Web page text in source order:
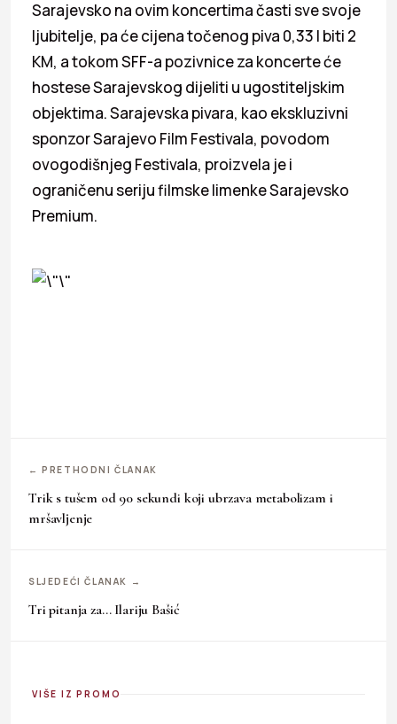
Sarajevsko na ovim koncertima časti sve svoje
ljubitelje, pa će cijena točenog piva 0,33 l biti 2
KM, a tokom SFF-a pozivnice za koncerte će
hostese Sarajevskog dijeliti u ugostiteljskim
objektima. Sarajevska pivara, kao ekskluzivni
sponzor Sarajevo Film Festivala, povodom
ovogodišnjeg Festivala, proizvela je i
ograničenu seriju filmske limenke Sarajevsko
Premium.
← PRETHODNI ČLANAK
Trik s tušem od 90 sekundi koji ubrzava metabolizam i
mršavljenje
SLJEDEĆI ČLANAK →
Tri pitanja za… Ilariju Bašić
VIŠE IZ PROMO